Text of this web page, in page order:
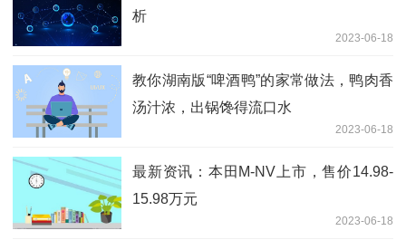
析
2023-06-18
教你湖南版“啤酒鸭”的家常做法，鸭肉香
汤汁浓，出锅馋得流口水
2023-06-18
最新资讯：本田M-NV上市，售价14.98-
15.98万元
2023-06-18